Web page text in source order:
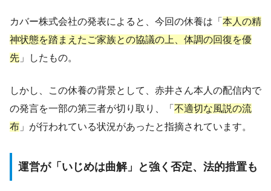
カバー株式会社の発表によると、今回の休養は「 本人の精
神状態を踏まえたご家族との協議の上、体調の回復を優
先 」したもの。
しかし、この休養の背景として、赤井さん本人の配信内で
の発言を一部の第三者が切り取り、「 不適切な風説の流
布 」が行われている状況があったと指摘されています。
運営が「いじめは曲解」と強く否定、法的措置も